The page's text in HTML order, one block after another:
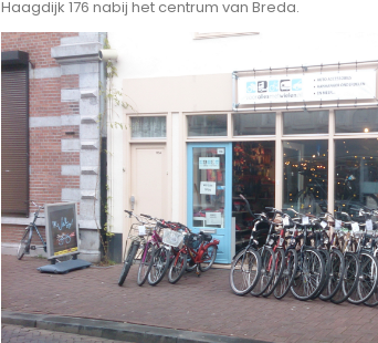
Haagdijk 176 nabij het centrum van Breda.